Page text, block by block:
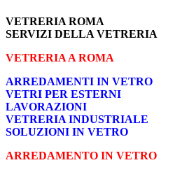
VETRERIA ROMA
SERVIZI DELLA VETRERIA
VETRERIA A ROMA
ARREDAMENTI IN VETRO
VETRI PER ESTERNI
LAVORAZIONI
VETRERIA INDUSTRIALE
SOLUZIONI IN VETRO
ARREDAMENTO IN VETRO